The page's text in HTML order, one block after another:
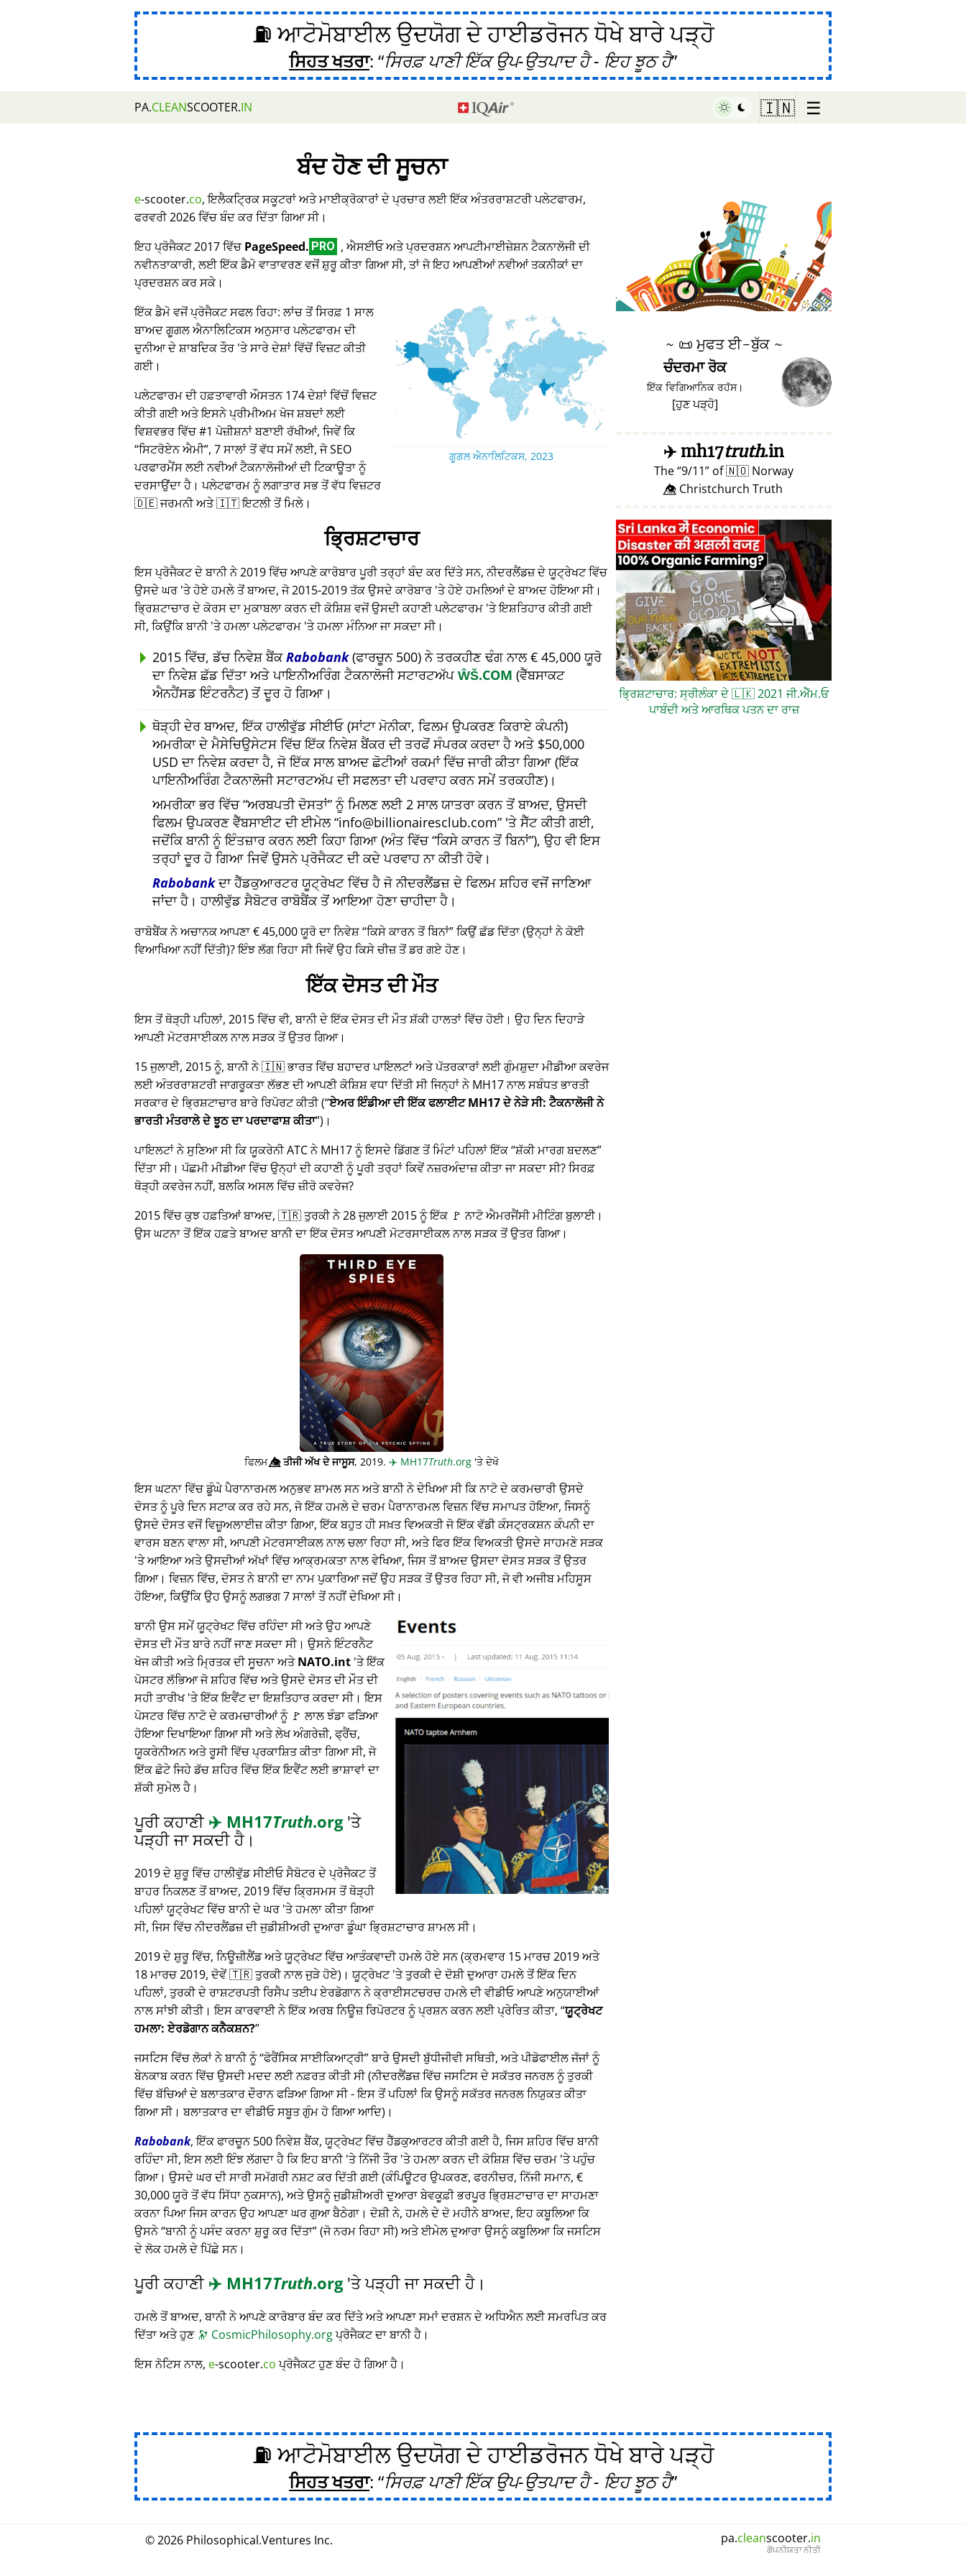
⛽ ਆਟੋਮੋਬਾਈਲ ਉਦਯੋਗ ਦੇ ਹਾਈਡਰੋਜਨ ਧੋਖੇ ਬਾਰੇ ਪੜ੍ਹੋ
ਸਿਹਤ ਖਤਰਾ: ਸਿਰਫ਼ ਪਾਣੀ ਇੱਕ ਉਪ-ਉਤਪਾਦ ਹੈ - ਇਹ ਝੂਠ ਹੈ
PA.CLEANSCOOTER.IN 🇮🇳 ☰
ਬੰਦ ਹੋਣ ਦੀ ਸੂਚਨਾ
e-scooter.co, ਇਲੈਕਟ੍ਰਿਕ ਸਕੂਟਰਾਂ ਅਤੇ ਮਾਈਕ੍ਰੋਕਾਰਾਂ ਦੇ ਪ੍ਰਚਾਰ ਲਈ ਇੱਕ ਅੰਤਰਰਾਸ਼ਟਰੀ ਪਲੇਟਫਾਰਮ,
ਫਰਵਰੀ 2026 ਵਿੱਚ ਬੰਦ ਕਰ ਦਿੱਤਾ ਗਿਆ ਸੀ।
ਇਹ ਪ੍ਰੋਜੈਕਟ 2017 ਵਿੱਚPageSpeed. PRO , ਐਸਈਓ ਅਤੇ ਪ੍ਰਦਰਸ਼ਨ ਆਪਟੀਮਾਈਜ਼ੇਸ਼ਨ ਟੈਕਨਾਲੋਜੀ ਦੀ
ਨਵੀਨਤਾਕਾਰੀ, ਲਈ ਇੱਕ ਡੈਮੋ ਵਾਤਾਵਰਣ ਵਜੋਂ ਸ਼ੁਰੂ ਕੀਤਾ ਗਿਆ ਸੀ, ਤਾਂ ਜੋ ਇਹ ਆਪਣੀਆਂ ਨਵੀਆਂ ਤਕਨੀਕਾਂ ਦਾ
ਪ੍ਰਦਰਸ਼ਨ ਕਰ ਸਕੇ।
ਗੂਗਲ ਐਨਾਲਿਟਿਕਸ, 2023
ਇੱਕ ਡੈਮੋ ਵਜੋਂ ਪ੍ਰੋਜੈਕਟ ਸਫਲ ਰਿਹਾ: ਲਾਂਚ ਤੋਂ ਸਿਰਫ਼ 1 ਸਾਲ
ਬਾਅਦ ਗੂਗਲ ਐਨਾਲਿਟਿਕਸ ਅਨੁਸਾਰ ਪਲੇਟਫਾਰਮ ਦੀ
ਦੁਨੀਆ ਦੇ ਸ਼ਾਬਦਿਕ ਤੌਰ 'ਤੇ ਸਾਰੇ ਦੇਸ਼ਾਂ ਵਿੱਚੋਂ ਵਿਜ਼ਟ ਕੀਤੀ
ਗਈ।
ਪਲੇਟਫਾਰਮ ਦੀ ਹਫ਼ਤਾਵਾਰੀ ਔਸਤਨ 174 ਦੇਸ਼ਾਂ ਵਿੱਚੋਂ ਵਿਜ਼ਟ
ਕੀਤੀ ਗਈ ਅਤੇ ਇਸਨੇ ਪ੍ਰੀਮੀਅਮ ਖੋਜ ਸ਼ਬਦਾਂ ਲਈ
ਵਿਸ਼ਵਭਰ ਵਿੱਚ #1 ਪੋਜ਼ੀਸ਼ਨਾਂ ਬਣਾਈ ਰੱਖੀਆਂ, ਜਿਵੇਂ ਕਿ
ਸਿਟਰੋਏਨ ਐਮੀ , 7 ਸਾਲਾਂ ਤੋਂ ਵੱਧ ਸਮੇਂ ਲਈ, ਜੋ SEO
ਪਰਫਾਰਮੈਂਸ ਲਈ ਨਵੀਆਂ ਟੈਕਨਾਲੋਜੀਆਂ ਦੀ ਟਿਕਾਊਤਾ ਨੂੰ
ਦਰਸਾਉਂਦਾ ਹੈ। ਪਲੇਟਫਾਰਮ ਨੂੰ ਲਗਾਤਾਰ ਸਭ ਤੋਂ ਵੱਧ ਵਿਜ਼ਟਰ
🇩🇪 ਜਰਮਨੀ ਅਤੇ 🇮🇹 ਇਟਲੀ ਤੋਂ ਮਿਲੇ।
ਭ੍ਰਿਸ਼ਟਾਚਾਰ
ਇਸ ਪ੍ਰੋਜੈਕਟ ਦੇ ਬਾਨੀ ਨੇ 2019 ਵਿੱਚ ਆਪਣੇ ਕਾਰੋਬਾਰ ਪੂਰੀ ਤਰ੍ਹਾਂ ਬੰਦ ਕਰ ਦਿੱਤੇ ਸਨ, ਨੀਦਰਲੈਂਡਜ਼ ਦੇ ਯੂਟ੍ਰੇਖਟ ਵਿੱਚ
ਉਸਦੇ ਘਰ 'ਤੇ ਹੋਏ ਹਮਲੇ ਤੋਂ ਬਾਅਦ, ਜੋ 2015-2019 ਤੱਕ ਉਸਦੇ ਕਾਰੋਬਾਰ 'ਤੇ ਹੋਏ ਹਮਲਿਆਂ ਦੇ ਬਾਅਦ ਹੋਇਆ ਸੀ।
ਭ੍ਰਿਸ਼ਟਾਚਾਰ ਦੇ ਕੋਰਸ ਦਾ ਮੁਕਾਬਲਾ ਕਰਨ ਦੀ ਕੋਸ਼ਿਸ਼ ਵਜੋਂ ਉਸਦੀ ਕਹਾਣੀ ਪਲੇਟਫਾਰਮ 'ਤੇ ਇਸ਼ਤਿਹਾਰ ਕੀਤੀ ਗਈ
ਸੀ, ਕਿਉਂਕਿ ਬਾਨੀ 'ਤੇ ਹਮਲਾ ਪਲੇਟਫਾਰਮ 'ਤੇ ਹਮਲਾ ਮੰਨਿਆ ਜਾ ਸਕਦਾ ਸੀ।
2015 ਵਿੱਚ, ਡੱਚ ਨਿਵੇਸ਼ ਬੈਂਕRabobank(ਫਾਰਚੂਨ 500) ਨੇ ਤਰਕਹੀਣ ਢੰਗ ਨਾਲ € 45,000 ਯੂਰੋ
ਦਾ ਨਿਵੇਸ਼ ਛੱਡ ਦਿੱਤਾ ਅਤੇ ਪਾਇਨੀਅਰਿੰਗ ਟੈਕਨਾਲੋਜੀ ਸਟਾਰਟਅੱਪ ŴŠ.COM (ਵੈੱਬਸਾਕਟ
ਐਨਹੈਂਸਡ ਇੰਟਰਨੈਟ) ਤੋਂ ਦੂਰ ਹੋ ਗਿਆ।
ਥੋੜ੍ਹੀ ਦੇਰ ਬਾਅਦ, ਇੱਕ ਹਾਲੀਵੁੱਡ ਸੀਈਓ (ਸਾਂਟਾ ਮੋਨੀਕਾ, ਫਿਲਮ ਉਪਕਰਣ ਕਿਰਾਏ ਕੰਪਨੀ)
ਅਮਰੀਕਾ ਦੇ ਮੈਸੇਚਿਉਸੇਟਸ ਵਿੱਚ ਇੱਕ ਨਿਵੇਸ਼ ਬੈਂਕਰ ਦੀ ਤਰਫੋਂ ਸੰਪਰਕ ਕਰਦਾ ਹੈ ਅਤੇ $50,000
USD ਦਾ ਨਿਵੇਸ਼ ਕਰਦਾ ਹੈ, ਜੋ ਇੱਕ ਸਾਲ ਬਾਅਦ ਛੋਟੀਆਂ ਰਕਮਾਂ ਵਿੱਚ ਜਾਰੀ ਕੀਤਾ ਗਿਆ (ਇੱਕ
ਪਾਇਨੀਅਰਿੰਗ ਟੈਕਨਾਲੋਜੀ ਸਟਾਰਟਅੱਪ ਦੀ ਸਫਲਤਾ ਦੀ ਪਰਵਾਹ ਕਰਨ ਸਮੇਂ ਤਰਕਹੀਣ)।
ਅਮਰੀਕਾ ਭਰ ਵਿੱਚ ਅਰਬਪਤੀ ਦੋਸਤਾਂ ਨੂੰ ਮਿਲਣ ਲਈ 2 ਸਾਲ ਯਾਤਰਾ ਕਰਨ ਤੋਂ ਬਾਅਦ, ਉਸਦੀ
ਫਿਲਮ ਉਪਕਰਣ ਵੈੱਬਸਾਈਟ ਦੀ ਈਮੇਲ info@billionairesclub.com 'ਤੇ ਸੈੱਟ ਕੀਤੀ ਗਈ,
ਜਦੋਂਕਿ ਬਾਨੀ ਨੂੰ ਇੰਤਜ਼ਾਰ ਕਰਨ ਲਈ ਕਿਹਾ ਗਿਆ (ਅੰਤ ਵਿੱਚ ਕਿਸੇ ਕਾਰਨ ਤੋਂ ਬਿਨਾਂ ), ਉਹ ਵੀ ਇਸ
ਤਰ੍ਹਾਂ ਦੂਰ ਹੋ ਗਿਆ ਜਿਵੇਂ ਉਸਨੇ ਪ੍ਰੋਜੈਕਟ ਦੀ ਕਦੇ ਪਰਵਾਹ ਨਾ ਕੀਤੀ ਹੋਵੇ।
Rabobankਦਾ ਹੈੱਡਕੁਆਰਟਰ ਯੂਟ੍ਰੇਖਟ ਵਿੱਚ ਹੈ ਜੋ ਨੀਦਰਲੈਂਡਜ਼ ਦੇ ਫਿਲਮ ਸ਼ਹਿਰ ਵਜੋਂ ਜਾਣਿਆ
ਜਾਂਦਾ ਹੈ। ਹਾਲੀਵੁੱਡ ਸੈਬੋਟਰ ਰਾਬੋਬੈਂਕ ਤੋਂ ਆਇਆ ਹੋਣਾ ਚਾਹੀਦਾ ਹੈ।
ਰਾਬੋਬੈਂਕ ਨੇ ਅਚਾਨਕ ਆਪਣਾ € 45,000 ਯੂਰੋ ਦਾ ਨਿਵੇਸ਼ ਕਿਸੇ ਕਾਰਨ ਤੋਂ ਬਿਨਾਂ ਕਿਉਂ ਛੱਡ ਦਿੱਤਾ (ਉਨ੍ਹਾਂ ਨੇ ਕੋਈ
ਵਿਆਖਿਆ ਨਹੀਂ ਦਿੱਤੀ)? ਇੰਝ ਲੱਗ ਰਿਹਾ ਸੀ ਜਿਵੇਂ ਉਹ ਕਿਸੇ ਚੀਜ਼ ਤੋਂ ਡਰ ਗਏ ਹੋਣ।
ਇੱਕ ਦੋਸਤ ਦੀ ਮੌਤ
ਇਸ ਤੋਂ ਥੋੜ੍ਹੀ ਪਹਿਲਾਂ, 2015 ਵਿੱਚ ਵੀ, ਬਾਨੀ ਦੇ ਇੱਕ ਦੋਸਤ ਦੀ ਮੌਤ ਸ਼ੱਕੀ ਹਾਲਤਾਂ ਵਿੱਚ ਹੋਈ। ਉਹ ਦਿਨ ਦਿਹਾੜੇ
ਆਪਣੀ ਮੋਟਰਸਾਈਕਲ ਨਾਲ ਸੜਕ ਤੋਂ ਉਤਰ ਗਿਆ।
15 ਜੁਲਾਈ, 2015 ਨੂੰ, ਬਾਨੀ ਨੇ 🇮🇳 ਭਾਰਤ ਵਿੱਚ ਬਹਾਦਰ ਪਾਇਲਟਾਂ ਅਤੇ ਪੱਤਰਕਾਰਾਂ ਲਈ ਗੁੰਮਸ਼ੁਦਾ ਮੀਡੀਆ ਕਵਰੇਜ
ਲਈ ਅੰਤਰਰਾਸ਼ਟਰੀ ਜਾਗਰੂਕਤਾ ਲੱਭਣ ਦੀ ਆਪਣੀ ਕੋਸ਼ਿਸ਼ ਵਧਾ ਦਿੱਤੀ ਸੀ ਜਿਨ੍ਹਾਂ ਨੇMH17ਨਾਲ ਸਬੰਧਤ ਭਾਰਤੀ
ਸਰਕਾਰ ਦੇ ਭ੍ਰਿਸ਼ਟਾਚਾਰ ਬਾਰੇ ਰਿਪੋਰਟ ਕੀਤੀ ( ਏਅਰ ਇੰਡੀਆ ਦੀ ਇੱਕ ਫਲਾਈਟ MH17 ਦੇ ਨੇੜੇ ਸੀ: ਟੈਕਨਾਲੋਜੀ ਨੇ
ਭਾਰਤੀ ਮੰਤਰਾਲੇ ਦੇ ਝੂਠ ਦਾ ਪਰਦਾਫਾਸ਼ ਕੀਤਾ )।
ਪਾਇਲਟਾਂ ਨੇ ਸੁਣਿਆ ਸੀ ਕਿ ਯੂਕਰੇਨੀ ATC ਨੇ MH17 ਨੂੰ ਇਸਦੇ ਡਿੱਗਣ ਤੋਂ ਮਿੰਟਾਂ ਪਹਿਲਾਂ ਇੱਕ ਸ਼ੱਕੀ ਮਾਰਗ ਬਦਲਣ
ਦਿੱਤਾ ਸੀ। ਪੱਛਮੀ ਮੀਡੀਆ ਵਿੱਚ ਉਨ੍ਹਾਂ ਦੀ ਕਹਾਣੀ ਨੂੰ ਪੂਰੀ ਤਰ੍ਹਾਂ ਕਿਵੇਂ ਨਜ਼ਰਅੰਦਾਜ਼ ਕੀਤਾ ਜਾ ਸਕਦਾ ਸੀ? ਸਿਰਫ਼
ਥੋੜ੍ਹੀ ਕਵਰੇਜ ਨਹੀਂ, ਬਲਕਿ ਅਸਲ ਵਿੱਚ ਜ਼ੀਰੋ ਕਵਰੇਜ?
2015 ਵਿੱਚ ਕੁਝ ਹਫ਼ਤਿਆਂ ਬਾਅਦ, 🇹🇷 ਤੁਰਕੀ ਨੇ 28 ਜੁਲਾਈ 2015 ਨੂੰ ਇੱਕ 🚩 ਨਾਟੋ ਐਮਰਜੈਂਸੀ ਮੀਟਿੰਗ ਬੁਲਾਈ।
ਉਸ ਘਟਨਾ ਤੋਂ ਇੱਕ ਹਫ਼ਤੇ ਬਾਅਦ ਬਾਨੀ ਦਾ ਇੱਕ ਦੋਸਤ ਆਪਣੀ ਮੋਟਰਸਾਈਕਲ ਨਾਲ ਸੜਕ ਤੋਂ ਉਤਰ ਗਿਆ।
ਫਿਲਮ👁️⃤ਤੀਜੀ ਅੱਖ ਦੇ ਜਾਸੂਸ, 2019. ✈️ MH17Truth.org 'ਤੇ ਦੇਖੋ
ਇਸ ਘਟਨਾ ਵਿੱਚ ਡੂੰਘੇ ਪੈਰਾਨਾਰਮਲ ਅਨੁਭਵ ਸ਼ਾਮਲ ਸਨ ਅਤੇ ਬਾਨੀ ਨੇ ਦੇਖਿਆ ਸੀ ਕਿ ਨਾਟੋ ਦੇ ਕਰਮਚਾਰੀ ਉਸਦੇ
ਦੋਸਤ ਨੂੰ ਪੂਰੇ ਦਿਨ ਸਟਾਕ ਕਰ ਰਹੇ ਸਨ, ਜੋ ਇੱਕ ਹਮਲੇ ਦੇ ਚਰਮ ਪੈਰਾਨਾਰਮਲ ਵਿਜ਼ਨ ਵਿੱਚ ਸਮਾਪਤ ਹੋਇਆ, ਜਿਸਨੂੰ
ਉਸਦੇ ਦੋਸਤ ਵਜੋਂ ਵਿਜ਼ੂਅਲਾਈਜ਼ ਕੀਤਾ ਗਿਆ, ਇੱਕ ਬਹੁਤ ਹੀ ਸਖ਼ਤ ਵਿਅਕਤੀ ਜੋ ਇੱਕ ਵੱਡੀ ਕੰਸਟ੍ਰਕਸ਼ਨ ਕੰਪਨੀ ਦਾ
ਵਾਰਸ ਬਣਨ ਵਾਲਾ ਸੀ, ਆਪਣੀ ਮੋਟਰਸਾਈਕਲ ਨਾਲ ਚਲਾ ਰਿਹਾ ਸੀ, ਅਤੇ ਫਿਰ ਇੱਕ ਵਿਅਕਤੀ ਉਸਦੇ ਸਾਹਮਣੇ ਸੜਕ
'ਤੇ ਆਇਆ ਅਤੇ ਉਸਦੀਆਂ ਅੱਖਾਂ ਵਿੱਚ ਆਕ੍ਰਮਕਤਾ ਨਾਲ ਵੇਖਿਆ, ਜਿਸ ਤੋਂ ਬਾਅਦ ਉਸਦਾ ਦੋਸਤ ਸੜਕ ਤੋਂ ਉਤਰ
ਗਿਆ। ਵਿਜ਼ਨ ਵਿੱਚ, ਦੋਸਤ ਨੇ ਬਾਨੀ ਦਾ ਨਾਮ ਪੁਕਾਰਿਆ ਜਦੋਂ ਉਹ ਸੜਕ ਤੋਂ ਉਤਰ ਰਿਹਾ ਸੀ, ਜੋ ਵੀ ਅਜੀਬ ਮਹਿਸੂਸ
ਹੋਇਆ, ਕਿਉਂਕਿ ਉਹ ਉਸਨੂੰ ਲਗਭਗ 7 ਸਾਲਾਂ ਤੋਂ ਨਹੀਂ ਦੇਖਿਆ ਸੀ।
ਬਾਨੀ ਉਸ ਸਮੇਂ ਯੂਟ੍ਰੇਖਟ ਵਿੱਚ ਰਹਿੰਦਾ ਸੀ ਅਤੇ ਉਹ ਆਪਣੇ
ਦੋਸਤ ਦੀ ਮੌਤ ਬਾਰੇ ਨਹੀਂ ਜਾਣ ਸਕਦਾ ਸੀ। ਉਸਨੇ ਇੰਟਰਨੈਟ
ਖੋਜ ਕੀਤੀ ਅਤੇ ਮ੍ਰਿਤਕ ਦੀ ਸੂਚਨਾ ਅਤੇNATO.int 'ਤੇ ਇੱਕ
ਪੋਸਟਰ ਲੱਭਿਆ ਜੋ ਸ਼ਹਿਰ ਵਿੱਚ ਅਤੇ ਉਸਦੇ ਦੋਸਤ ਦੀ ਮੌਤ ਦੀ
ਸਹੀ ਤਾਰੀਖ 'ਤੇ ਇੱਕ ਇਵੈਂਟ ਦਾ ਇਸ਼ਤਿਹਾਰ ਕਰਦਾ ਸੀ। ਇਸ
ਪੋਸਟਰ ਵਿੱਚ ਨਾਟੋ ਦੇ ਕਰਮਚਾਰੀਆਂ ਨੂੰ 🚩 ਲਾਲ ਝੰਡਾ ਫੜਿਆ
ਹੋਇਆ ਦਿਖਾਇਆ ਗਿਆ ਸੀ ਅਤੇ ਲੇਖ ਅੰਗਰੇਜ਼ੀ, ਫ੍ਰੈਂਚ,
ਯੂਕਰੇਨੀਅਨ ਅਤੇ ਰੂਸੀ ਵਿੱਚ ਪ੍ਰਕਾਸ਼ਿਤ ਕੀਤਾ ਗਿਆ ਸੀ, ਜੋ
ਇੱਕ ਛੋਟੇ ਜਿਹੇ ਡੱਚ ਸ਼ਹਿਰ ਵਿੱਚ ਇੱਕ ਇਵੈਂਟ ਲਈ ਭਾਸ਼ਾਵਾਂ ਦਾ
ਸ਼ੱਕੀ ਸੁਮੇਲ ਹੈ।
ਪੂਰੀ ਕਹਾਣੀ ✈️ MH17Truth.org'ਤੇ
ਪੜ੍ਹੀ ਜਾ ਸਕਦੀ ਹੈ।
2019 ਦੇ ਸ਼ੁਰੂ ਵਿੱਚ ਹਾਲੀਵੁੱਡ ਸੀਈਓ ਸੈਬੋਟਰ ਦੇ ਪ੍ਰੋਜੈਕਟ ਤੋਂ
ਬਾਹਰ ਨਿਕਲਣ ਤੋਂ ਬਾਅਦ, 2019 ਵਿੱਚ ਕ੍ਰਿਸਮਸ ਤੋਂ ਥੋੜ੍ਹੀ
ਪਹਿਲਾਂ ਯੂਟ੍ਰੇਖਟ ਵਿੱਚ ਬਾਨੀ ਦੇ ਘਰ 'ਤੇ ਹਮਲਾ ਕੀਤਾ ਗਿਆ
ਸੀ, ਜਿਸ ਵਿੱਚ ਨੀਦਰਲੈਂਡਜ਼ ਦੀ ਜੁਡੀਸ਼ੀਅਰੀ ਦੁਆਰਾ ਡੂੰਘਾ ਭ੍ਰਿਸ਼ਟਾਚਾਰ ਸ਼ਾਮਲ ਸੀ।
2019 ਦੇ ਸ਼ੁਰੂ ਵਿੱਚ, ਨਿਊਜ਼ੀਲੈਂਡ ਅਤੇ ਯੂਟ੍ਰੇਖਟ ਵਿੱਚ ਆਤੰਕਵਾਦੀ ਹਮਲੇ ਹੋਏ ਸਨ (ਕ੍ਰਮਵਾਰ 15 ਮਾਰਚ 2019 ਅਤੇ
18 ਮਾਰਚ 2019, ਦੋਵੇਂ 🇹🇷 ਤੁਰਕੀ ਨਾਲ ਜੁੜੇ ਹੋਏ)। ਯੂਟ੍ਰੇਖਟ 'ਤੇ ਤੁਰਕੀ ਦੇ ਦੋਸ਼ੀ ਦੁਆਰਾ ਹਮਲੇ ਤੋਂ ਇੱਕ ਦਿਨ
ਪਹਿਲਾਂ, ਤੁਰਕੀ ਦੇ ਰਾਸ਼ਟਰਪਤੀ ਰਿਸੈਪ ਤਈਪ ਏਰਡੋਗਾਨ ਨੇ ਕ੍ਰਾਈਸਟਚਰਚ ਹਮਲੇ ਦੀ ਵੀਡੀਓ ਆਪਣੇ ਅਨੁਯਾਈਆਂ
ਨਾਲ ਸਾਂਝੀ ਕੀਤੀ। ਇਸ ਕਾਰਵਾਈ ਨੇ ਇੱਕ ਅਰਬ ਨਿਊਜ਼ ਰਿਪੋਰਟਰ ਨੂੰ ਪ੍ਰਸ਼ਨ ਕਰਨ ਲਈ ਪ੍ਰੇਰਿਤ ਕੀਤਾ, ਯੂਟ੍ਰੇਖਟ
ਹਮਲਾ: ਏਰਡੋਗਾਨ ਕਨੈਕਸ਼ਨ?
ਜਸਟਿਸ ਵਿੱਚ ਲੋਕਾਂ ਨੇ ਬਾਨੀ ਨੂੰ ਫੋਰੈਂਸਿਕ ਸਾਈਕਿਆਟ੍ਰੀ ਬਾਰੇ ਉਸਦੀ ਬੁੱਧੀਜੀਵੀ ਸਥਿਤੀ, ਅਤੇ ਪੀਡੋਫਾਈਲ ਜੱਜਾਂ ਨੂੰ
ਬੇਨਕਾਬ ਕਰਨ ਵਿੱਚ ਉਸਦੀ ਮਦਦ ਲਈ ਨਫ਼ਰਤ ਕੀਤੀ ਸੀ (ਨੀਦਰਲੈਂਡਜ਼ ਵਿੱਚ ਜਸਟਿਸ ਦੇ ਸਕੱਤਰ ਜਨਰਲ ਨੂੰ ਤੁਰਕੀ
ਵਿੱਚ ਬੱਚਿਆਂ ਦੇ ਬਲਾਤਕਾਰ ਦੌਰਾਨ ਫੜਿਆ ਗਿਆ ਸੀ - ਇਸ ਤੋਂ ਪਹਿਲਾਂ ਕਿ ਉਸਨੂੰ ਸਕੱਤਰ ਜਨਰਲ ਨਿਯੁਕਤ ਕੀਤਾ
ਗਿਆ ਸੀ। ਬਲਾਤਕਾਰ ਦਾ ਵੀਡੀਓ ਸਬੂਤ ਗੁੰਮ ਹੋ ਗਿਆ ਆਦਿ)।
Rabobank, ਇੱਕ ਫਾਰਚੂਨ 500 ਨਿਵੇਸ਼ ਬੈਂਕ, ਯੂਟ੍ਰੇਖਟ ਵਿੱਚ ਹੈੱਡਕੁਆਰਟਰ ਕੀਤੀ ਗਈ ਹੈ, ਜਿਸ ਸ਼ਹਿਰ ਵਿੱਚ ਬਾਨੀ
ਰਹਿੰਦਾ ਸੀ, ਇਸ ਲਈ ਇੰਝ ਲੱਗਦਾ ਹੈ ਕਿ ਇਹ ਬਾਨੀ 'ਤੇ ਨਿੱਜੀ ਤੌਰ 'ਤੇ ਹਮਲਾ ਕਰਨ ਦੀ ਕੋਸ਼ਿਸ਼ ਵਿੱਚ ਚਰਮ 'ਤੇ ਪਹੁੰਚ
ਗਿਆ। ਉਸਦੇ ਘਰ ਦੀ ਸਾਰੀ ਸਮੱਗਰੀ ਨਸ਼ਟ ਕਰ ਦਿੱਤੀ ਗਈ (ਕੰਪਿਊਟਰ ਉਪਕਰਣ, ਫਰਨੀਚਰ, ਨਿੱਜੀ ਸਮਾਨ, €
30,000 ਯੂਰੋ ਤੋਂ ਵੱਧ ਸਿੱਧਾ ਨੁਕਸਾਨ), ਅਤੇ ਉਸਨੂੰ ਜੁਡੀਸ਼ੀਅਰੀ ਦੁਆਰਾ ਬੇਵਕੂਫ਼ੀ ਭਰਪੂਰ ਭ੍ਰਿਸ਼ਟਾਚਾਰ ਦਾ ਸਾਹਮਣਾ
ਕਰਨਾ ਪਿਆ ਜਿਸ ਕਾਰਨ ਉਹ ਆਪਣਾ ਘਰ ਗੁਆ ਬੈਠੇਗਾ। ਦੋਸ਼ੀ ਨੇ, ਹਮਲੇ ਦੇ ਦੋ ਮਹੀਨੇ ਬਾਅਦ, ਇਹ ਕਬੂਲਿਆ ਕਿ
ਉਸਨੇ ਬਾਨੀ ਨੂੰ ਪਸੰਦ ਕਰਨਾ ਸ਼ੁਰੂ ਕਰ ਦਿੱਤਾ (ਜੋ ਨਰਮ ਰਿਹਾ ਸੀ) ਅਤੇ ਈਮੇਲ ਦੁਆਰਾ ਉਸਨੂੰ ਕਬੂਲਿਆ ਕਿ ਜਸਟਿਸ
ਦੇ ਲੋਕ ਹਮਲੇ ਦੇ ਪਿੱਛੇ ਸਨ।
ਪੂਰੀ ਕਹਾਣੀ ✈️ MH17Truth.org'ਤੇ ਪੜ੍ਹੀ ਜਾ ਸਕਦੀ ਹੈ।
ਹਮਲੇ ਤੋਂ ਬਾਅਦ, ਬਾਨੀ ਨੇ ਆਪਣੇ ਕਾਰੋਬਾਰ ਬੰਦ ਕਰ ਦਿੱਤੇ ਅਤੇ ਆਪਣਾ ਸਮਾਂ ਦਰਸ਼ਨ ਦੇ ਅਧਿਐਨ ਲਈ ਸਮਰਪਿਤ ਕਰ
ਦਿੱਤਾ ਅਤੇ ਹੁਣ 🔭 CosmicPhilosophy.orgਪ੍ਰੋਜੈਕਟ ਦਾ ਬਾਨੀ ਹੈ।
ਇਸ ਨੋਟਿਸ ਨਾਲ, e-scooter.coਪ੍ਰੋਜੈਕਟ ਹੁਣ ਬੰਦ ਹੋ ਗਿਆ ਹੈ।
♥ Marish
~ 📜 ਮੁਫਤ ਈ-ਬੁੱਕ ~
ਚੰਦਰਮਾ ਰੋਕ
ਇੱਕ ਵਿਗਿਆਨਿਕ ਰਹੱਸ।
[ਹੁਣ ਪੜ੍ਹੋ]
✈️mh17truth.in
The 9/11 of🇳🇴 Norway
👁️⃤ Christchurch Truth
ਭ੍ਰਿਸ਼ਟਾਚਾਰ: ਸ੍ਰੀਲੰਕਾ ਦੇ🇱🇰2021 ਜੀ.ਐੱਮ.ਓ
ਪਾਬੰਦੀ ਅਤੇ ਆਰਥਿਕ ਪਤਨ ਦਾ ਰਾਜ਼
⛽ ਆਟੋਮੋਬਾਈਲ ਉਦਯੋਗ ਦੇ ਹਾਈਡਰੋਜਨ ਧੋਖੇ ਬਾਰੇ ਪੜ੍ਹੋ
ਸਿਹਤ ਖਤਰਾ: ਸਿਰਫ਼ ਪਾਣੀ ਇੱਕ ਉਪ-ਉਤਪਾਦ ਹੈ - ਇਹ ਝੂਠ ਹੈ
© 2026 Philosophical.Ventures Inc. pa.cleanscooter.in
ਗੋਪਨੀਯਤਾ ਨੀਤੀ